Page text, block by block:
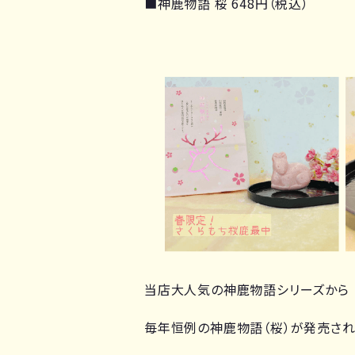
当店大人気の神鹿物語シリーズから
毎年恒例の神鹿物語（桜）が発売さ